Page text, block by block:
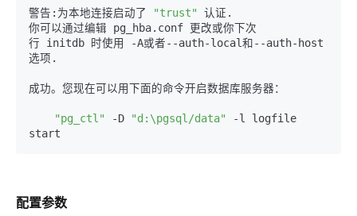
警告:为本地连接启动了 "trust"
认证.
你可以通过编辑 pg_hba.conf 更改或你下次
行 initdb 时使用 -A或者--auth-local和--auth-host
选项.
成功。您现在可以用下面的命令开启数据库服务器：
"pg_ctl" -D "d:\pgsql/data"
-l logfile
配置参数